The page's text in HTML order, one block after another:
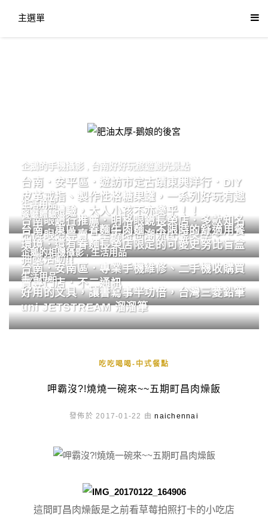
主選單
肥油太厚-鵝娘的後宮
企鵝的手機攝影 台南好好玩旅遊觀光景點
台南．安平區．遊訪市定古蹟東興洋行．DIY
皮革戒指、製作性格糖果罐，一系列好玩有趣
的手作體驗，大人小孩不亦樂乎！！
生活用品
台南眼鏡行推薦．明格眼鏡長榮店．多款知名
品牌眼鏡專賣．掌握時尚潮流配鏡美學。
餐廳體驗
台南．東區．眷麵牛肉麵．不限時的舒適用餐
環境．還有眷麵長榮店限定的可愛史努比盲盒
抽獎活動!!
企鵝的相機攝影,生活用品
台南．安南區．專業手機維修、二手機收購買
賣專門店．不二通訊
生活用品
好用的文具，讓書寫事半功倍，台灣三菱鉛筆
uni JETSTREAM 溜溜筆
吃吃喝喝-中式餐點
呷霸沒?!燒燒一碗來~~五期町昌肉燥飯
發佈於 2017-01-22 由naichennai
這間町昌肉燥飯是之前看草莓拍照打卡的小吃店